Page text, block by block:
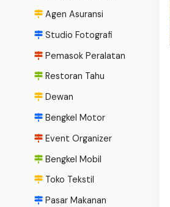
Agen Asuransi
Studio Fotografi
Pemasok Peralatan
Restoran Tahu
Dewan
Bengkel Motor
Event Organizer
Bengkel Mobil
Toko Tekstil
Pasar Makanan